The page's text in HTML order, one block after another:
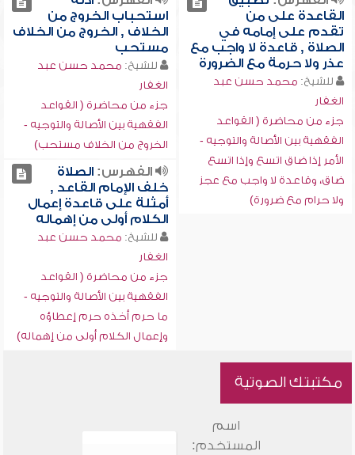
القاعدة على من
تقدم على إمامه في
الصلاة , قاعدة لا واجب مع
عذر ولا حرمة مع الضرورة
للشيخ: محمد حسن عبد
الغفار
جزء من محاضرة ( القواعد
الفقهية بين الأصالة والتوجيه -
الأمر إذا ضاق اتسع وإذا اتسع
ضاق، وقاعدة لا واجب مع عجز
ولا حرام مع ضرورة)
استحباب الخروج من
الخلاف , الخروج من الخلاف
مستحب
للشيخ: محمد حسن عبد
الغفار
جزء من محاضرة ( القواعد
الفقهية بين الأصالة والتوجيه -
الخروج من الخلاف مستحب)
الفهرس:الصلاة
خلف الإمام القاعد ,
أمثلة على قاعدة إعمال
الكلام أولى من إهماله
للشيخ: محمد حسن عبد
الغفار
جزء من محاضرة ( القواعد
الفقهية بين الأصالة والتوجيه -
ما حرم أخذه حرم إعطاؤه
وإعمال الكلام أولى من إهماله)
مكتبتك الصوتية
اسم
المستخدم: